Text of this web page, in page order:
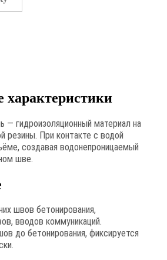
характеристики
— гидроизоляционный материал на
резины. При контакте с водой
создавая водонепроницаемый
шве.
швов бетонирования,
вводов коммуникаций.
до бетонирования, фиксируется